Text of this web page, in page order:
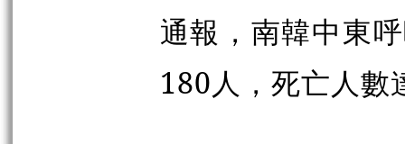
通報，南韓中東
180人，死亡人數